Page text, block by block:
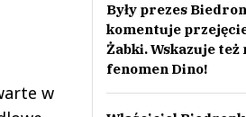
w
Były prezes
komentuje
Żabki. Wskazuje też
fenomen Dino!